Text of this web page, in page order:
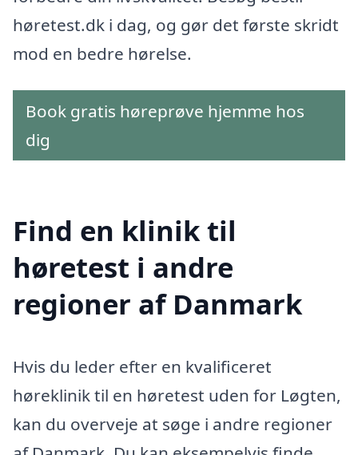
høretest.dk i dag, og gør det første skridt
mod en bedre hørelse.
Book gratis høreprøve hjemme hos
dig
Find en klinik til
høretest i andre
regioner af Danmark
Hvis du leder efter en kvalificeret
høreklinik til en høretest uden for Løgten,
kan du overveje at søge i andre regioner